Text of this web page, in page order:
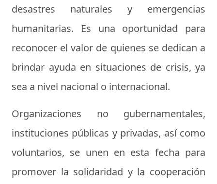
desastres naturales y emergencias
humanitarias. Es una oportunidad para
reconocer el valor de quienes se dedican a
brindar ayuda en situaciones de crisis, ya
sea a nivel nacional o internacional.
Organizaciones no gubernamentales,
instituciones públicas y privadas, así como
voluntarios, se unen en esta fecha para
promover la solidaridad y la cooperación